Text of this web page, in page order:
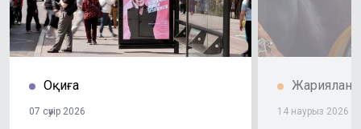
Оқиға
07 сәуір 2026 14 наурыз 2026